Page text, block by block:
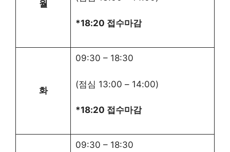
월
*18:20 접수마감
화
09:30 – 18:30
(점심 13:00 – 14:00)
*18:20 접수마감
09:30 – 18:30